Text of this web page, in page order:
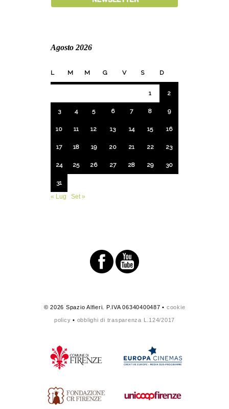
Agosto 2026
L M M G V S D
1 2
3 4 5 6 7 8 9
10 11 12 13 14 15 16
17 18 19 20 21 22 23
24 25 26 27 28 29 30
31
« Lug
Set »
© 2026 Spazio Alfieri. P.IVA 06340400487 • cookie
policy • obblighi di trasparenza L.124/2017